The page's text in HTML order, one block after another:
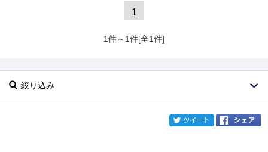
1
1件～1件[全1件]
絞り込み